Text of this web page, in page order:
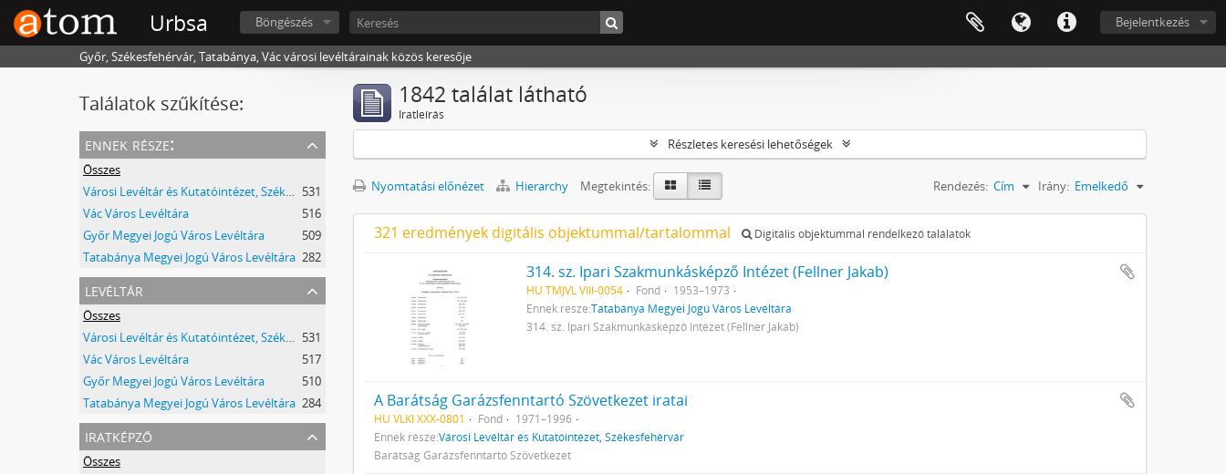
Urbsa Bejelentkezés
Böngészés
Győr, Székesfehérvár, Tatabánya, Vác városi levéltárainak közös keresője
Találatok szűkítése:
ennek része:
Összes
Városi Levéltár és Kutatóintézet, Székesfehérvár 531
Vác Város Levéltára
516
Győr Megyei Jogú Város Levéltára
509
Tatabánya Megyei Jogú Város Levéltára 282
levéltár
Összes
Városi Levéltár és Kutatóintézet, Székesfehérvár 531
Vác Város Levéltára
517
Győr Megyei Jogú Város Levéltára
510
Tatabánya Megyei Jogú Város Levéltára 284
iratképző
Összes
1842 találat látható
Iratleírás
Részletes keresési lehetőségek
Nyomtatási előnézet Hierarchy Megtekintés: Rendezés: Cím Irány: Emelkedő
321 eredmények digitális objektummal/tartalommal Digitális objektummal rendelkező találatok
314. sz. Ipari Szakmunkásképző Intézet (Fellner Jakab)
HU TMJVL VIII-0054 Fond
1953–1973
Ennek része:Tatabánya Megyei Jogú Város Levéltára
314. sz. Ipari Szakmunkásképző Intézet (Fellner Jakab)
A Barátság Garázsfenntartó Szövetkezet iratai
HU VLKI XXX-0801 Fond
1971–1996
Ennek része:Városi Levéltár és Kutatóintézet, Székesfehérvár
Barátság Garázsfenntartó Szövetkezet